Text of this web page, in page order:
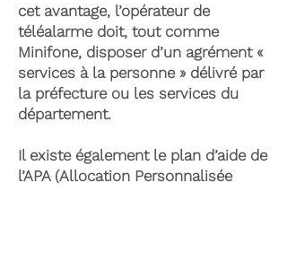
cet avantage, l’opérateur de
téléalarme doit, tout comme
Minifone, disposer d’un agrément «
services à la personne » délivré par
la préfecture ou les services du
département.
Il existe également le plan d’aide de
l’APA (Allocation Personnalisée